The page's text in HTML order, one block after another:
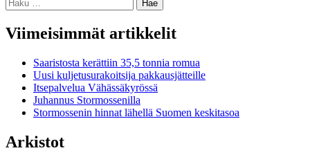
Viimeisimmät artikkelit
Saaristosta kerättiin 35,5 tonnia romua
Uusi kuljetusurakoitsija pakkausjätteille
Itsepalvelua Vähässäkyrössä
Juhannus Stormossenilla
Stormossenin hinnat lähellä Suomen keskitasoa
Arkistot